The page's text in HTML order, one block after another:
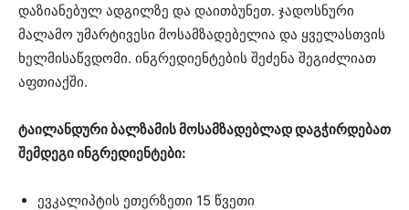
დაზიანებულ ადგილზე და დაითბუნეთ. ჯადოსნური
მალამო უმარტივესი მოსამზადებელია და ყველასთვის
ხელმისაწვდომი. ინგრედიენტების შეძენა შეგიძლიათ
აფთიაქში.
ტაილანდური ბალზამის მოსამზადებლად დაგჭირდებათ
შემდეგი ინგრედიენტები:
ევკალიპტის ეთერზეთი 15 წვეთი